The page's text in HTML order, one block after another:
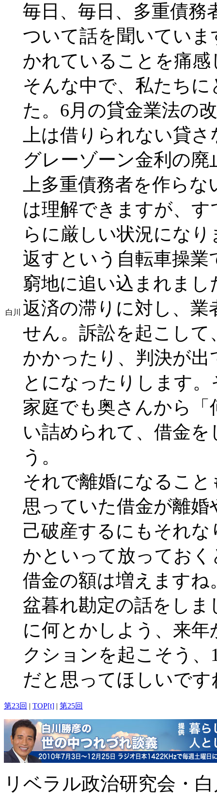
白川
毎日、毎日、多重債務
ついて話を聞いてい
かれていることを痛感
そんな中で、私たち
た。6月の貸金業法の
上は借りられない貸
グレーゾーン金利の
上多重債務者を作ら
は理解できますが、
らに厳しい状況にな
返すという自転車操
窮地に追い込まれまし
返済の滞りに対し、
せん。訴訟を起こし
かかったり、判決が
とになったりします
家庭でも奥さんから
い詰められて、借金
う。
それで離婚になるこ
思っていた借金が離
己破産するにもそれ
かといって放ってお
借金の額は増えますね
盆暮れ勘定の話をし
に何とかしよう、来
クションを起こそう
だと思ってほしいです
第23回 | TOP[t] | 第25回
リベラル政治研究会・